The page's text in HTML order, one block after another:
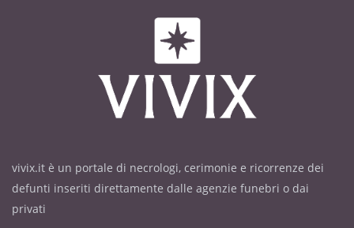
vivix.it è un portale di necrologi, cerimonie e ricorrenze dei
defunti inseriti direttamente dalle agenzie funebri o dai
privati